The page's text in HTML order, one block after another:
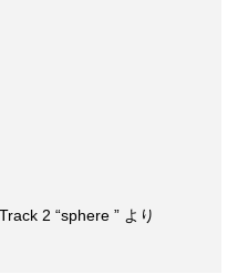
2 “sphere ” より